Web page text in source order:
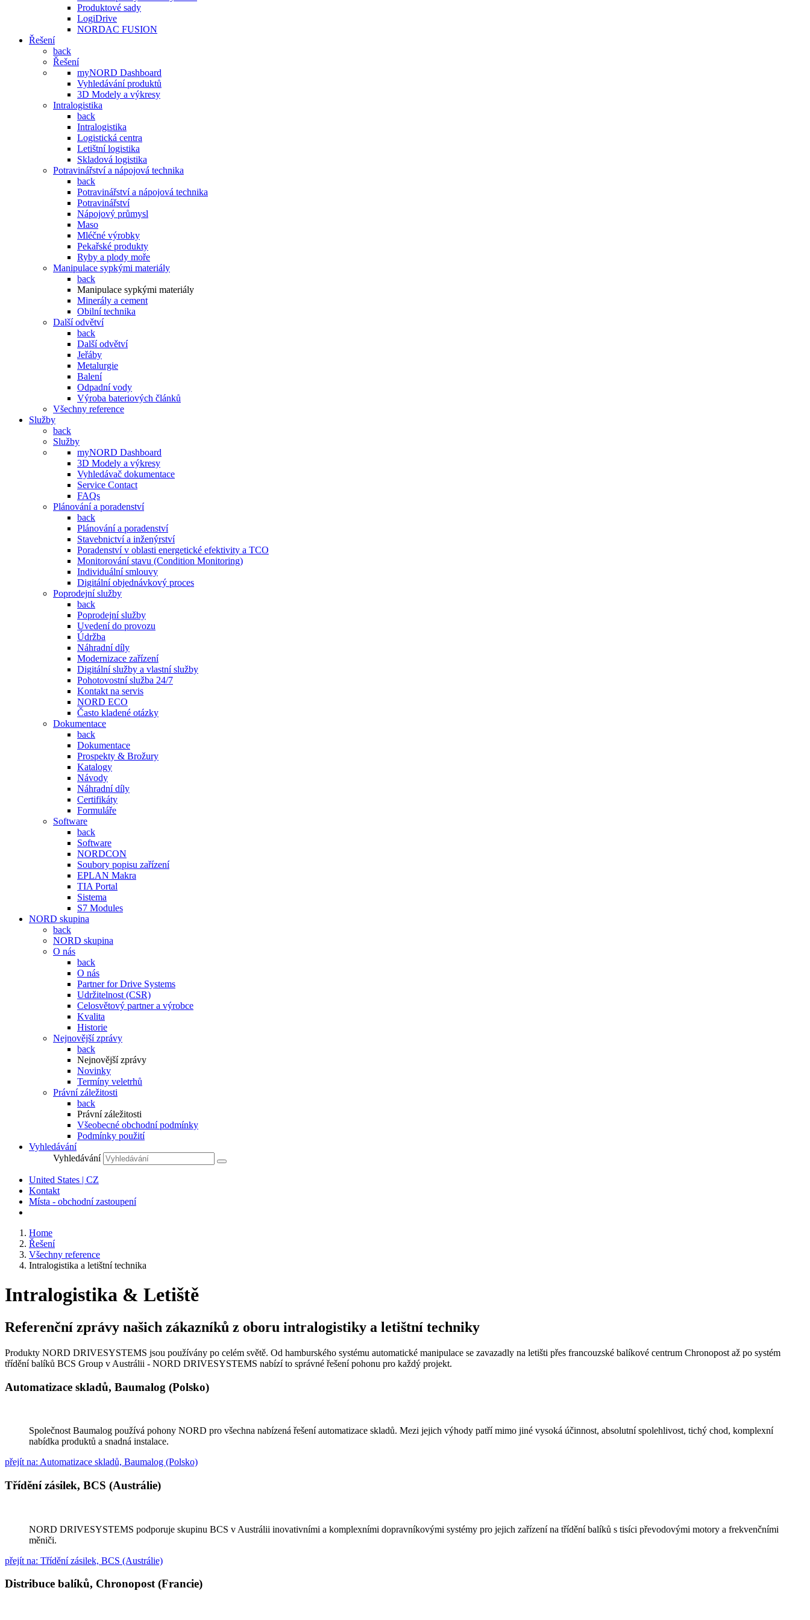
Produktové sady
LogiDrive
NORDAC FUSION
Řešení
back
Řešení
myNORD Dashboard
Vyhledávání produktů
3D Modely a výkresy
Intralogistika
back
Intralogistika
Logistická centra
Letištní logistika
Skladová logistika
Potravinářství a nápojová technika
back
Potravinářství a nápojová technika
Potravinářství
Nápojový průmysl
Maso
Mléčné výrobky
Pekařské produkty
Ryby a plody moře
Manipulace sypkými materiály
back
Manipulace sypkými materiály
Minerály a cement
Obilní technika
Další odvětví
back
Další odvětví
Jeřáby
Metalurgie
Balení
Odpadní vody
Výroba bateriových článků
Všechny reference
Služby
back
Služby
myNORD Dashboard
3D Modely a výkresy
Vyhledávač dokumentace
Service Contact
FAQs
Plánování a poradenství
back
Plánování a poradenství
Stavebnictví a inženýrství
Poradenství v oblasti energetické efektivity a TCO
Monitorování stavu (Condition Monitoring)
Individuální smlouvy
Digitální objednávkový proces
Poprodejní služby
back
Poprodejní služby
Uvedení do provozu
Údržba
Náhradní díly
Modernizace zařízení
Digitální služby a vlastní služby
Pohotovostní služba 24/7
Kontakt na servis
NORD ECO
Často kladené otázky
Dokumentace
back
Dokumentace
Prospekty & Brožury
Katalogy
Návody
Náhradní díly
Certifikáty
Formuláře
Software
back
Software
NORDCON
Soubory popisu zařízení
EPLAN Makra
TIA Portal
Sistema
S7 Modules
NORD skupina
back
NORD skupina
O nás
back
O nás
Partner for Drive Systems
Udržitelnost (CSR)
Celosvětový partner a výrobce
Kvalita
Historie
Nejnovější zprávy
back
Nejnovější zprávy
Novinky
Termíny veletrhů
Právní záležitosti
back
Právní záležitosti
Všeobecné obchodní podmínky
Podmínky použití
Vyhledávání
Vyhledávání
United States | CZ
Kontakt
Místa - obchodní zastoupení
Home
Řešení
Všechny reference
Intralogistika a letištní technika
Intralogistika & Letiště
Referenční zprávy našich zákazníků z oboru intralogistiky a letištní techniky
Produkty NORD DRIVESYSTEMS jsou používány po celém světě. Od hamburského systému automatické manipulace se zavazadly na letišti přes francouzské balíkové centrum Chronopost až po systém
třídění balíků BCS Group v Austrálii - NORD DRIVESYSTEMS nabízí to správné řešení pohonu pro každý projekt.
Automatizace skladů, Baumalog (Polsko)
Společnost Baumalog používá pohony NORD pro všechna nabízená řešení automatizace skladů. Mezi jejich výhody patří mimo jiné vysoká účinnost, absolutní spolehlivost, tichý chod, komplexní
nabídka produktů a snadná instalace.
přejít na: Automatizace skladů, Baumalog (Polsko)
Třídění zásilek, BCS (Austrálie)
NORD DRIVESYSTEMS podporuje skupinu BCS v Austrálii inovativními a komplexními dopravníkovými systémy pro jejich zařízení na třídění balíků s tisíci převodovými motory a frekvenčními
měniči.
přejít na: Třídění zásilek, BCS (Austrálie)
Distribuce balíků, Chronopost (Francie)